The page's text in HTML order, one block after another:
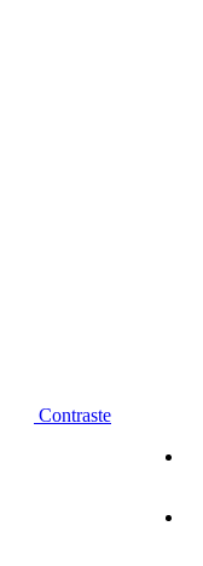
Contraste